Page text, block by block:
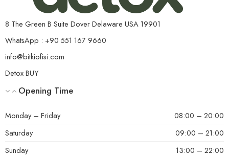
8 The Green B Suite Dover Delaware USA 19901
WhatsApp : +90 551 167 9660
info@bitkiofisi.com
Detox BUY
Opening Time
Monday – Friday
08:00 – 20:00
Saturday
09:00 – 21:00
Sunday
13:00 – 22:00